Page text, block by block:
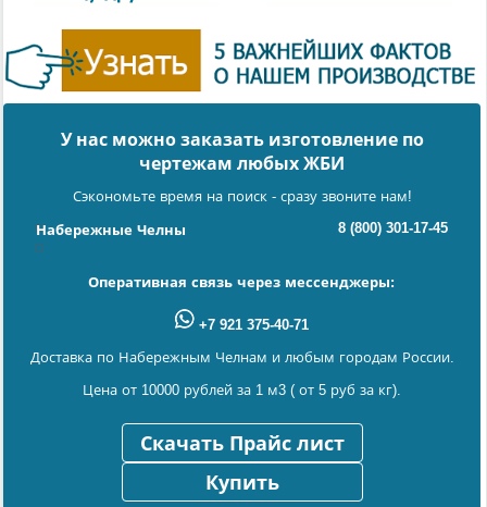
У нас можно заказать изготовление по
чертежам любых ЖБИ
Сэкономьте время на поиск - сразу звоните нам!
Набережные Челны 8 (800) 301-17-45
Оперативная связь через мессенджеры:
+7 921 375-40-71
Доставка по Набережным Челнам и любым городам России.
Цена от 10000 рублей за 1 м3 ( от 5 руб за кг).
Скачать Прайс лист
Купить